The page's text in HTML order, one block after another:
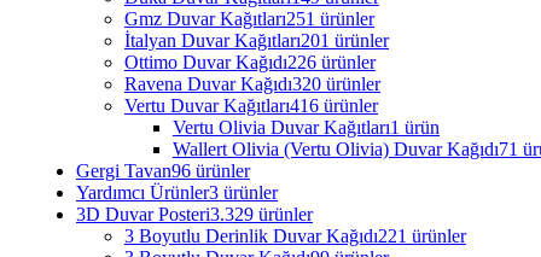
Gmz Duvar Kağıtları251 ürünler
İtalyan Duvar Kağıtları201 ürünler
Ottimo Duvar Kağıdı226 ürünler
Ravena Duvar Kağıdı320 ürünler
Vertu Duvar Kağıtları416 ürünler
Vertu Olivia Duvar Kağıtları1 ürün
Wallert Olivia (Vertu Olivia) Duvar Kağıdı71
Gergi Tavan96 ürünler
Yardımcı Ürünler3 ürünler
3D Duvar Posteri3.329 ürünler
3 Boyutlu Derinlik Duvar Kağıdı221 ürünler